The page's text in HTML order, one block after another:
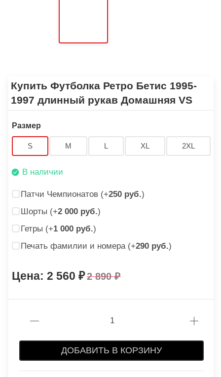
Купить Футболка Ретро Бетис 1995-
1997 длинный рукав Домашняя VS
Размер
S M L XL 2XL
В наличии
Патчи Чемпионатов (+250 руб.)
Шорты (+2 000 руб.)
Гетры (+1 000 руб.)
Печать фамилии и номера (+290 руб.)
2 560 2 890
ДОБАВИТЬ В КОРЗИНУ